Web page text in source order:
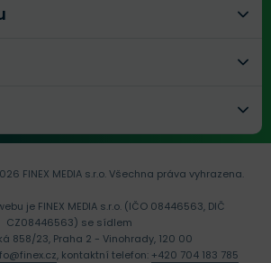
FINEX MEDIA s.r.o.Všechna práva vyhrazena.
je FINEX MEDIA s.r.o. (IČO 08446563, DIČ
CZ08446563) se sídlem
858/23, Praha 2 - Vinohrady, 120 00
, kontaktní telefon: +420 704 183 785